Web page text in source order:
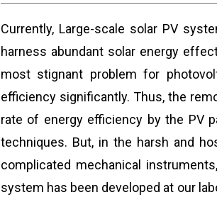
Currently, Large-scale solar PV
harness abundant solar energy
most stignant problem for
efficiency significantly. Thus, the
rate of energy efficiency by the PV
techniques. But, in the harsh and
complicated mechanical
system has been developed at our